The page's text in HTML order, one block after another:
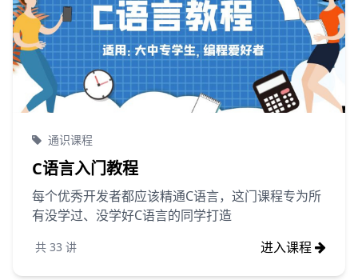
通识课程
C语言入门教程
每个优秀开发者都应该精通C语言，这门课程专为所
有没学过、没学好C语言的同学打造
共 33 讲 进入课程